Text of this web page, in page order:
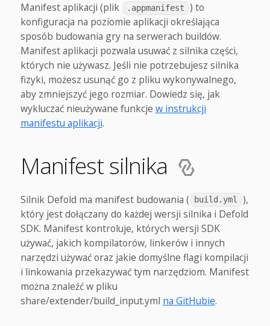
Manifest aplikacji (plik .appmanifest
) to
konfiguracja na poziomie aplikacji określająca
sposób budowania gry na serwerach buildów.
Manifest aplikacji pozwala usuwać z silnika części,
których nie używasz. Jeśli nie potrzebujesz silnika
fizyki, możesz usunąć go z pliku wykonywalnego,
aby zmniejszyć jego rozmiar. Dowiedz się, jak
wykluczać nieużywane funkcje w instrukcji
manifestu aplikacji.
Manifest silnika
Silnik Defold ma manifest budowania ( build.yml
),
który jest dołączany do każdej wersji silnika i Defold
SDK. Manifest kontroluje, których wersji SDK
używać, jakich kompilatorów, linkerów i innych
narzędzi używać oraz jakie domyślne flagi kompilacji
i linkowania przekazywać tym narzędziom. Manifest
można znaleźć w pliku
share/extender/build_input.yml na GitHubie.